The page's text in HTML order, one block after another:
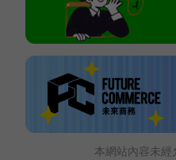
本網站內容未經